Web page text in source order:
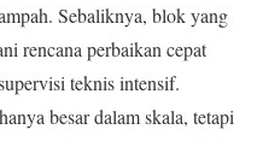
Sebaliknya, blok yang
rencana perbaikan cepat
teknis intensif.
besar dalam skala, tetapi